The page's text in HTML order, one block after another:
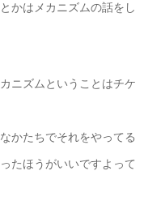
かはメカニズムの話をし
ニズムということはチケ
かたちでそれをやってる
たほうがいいですよって